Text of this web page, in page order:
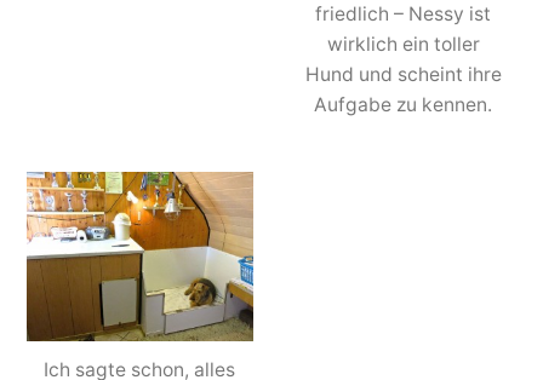
friedlich – Nessy ist
wirklich ein toller
Hund und scheint ihre
Aufgabe zu kennen.
Ich sagte schon, alles